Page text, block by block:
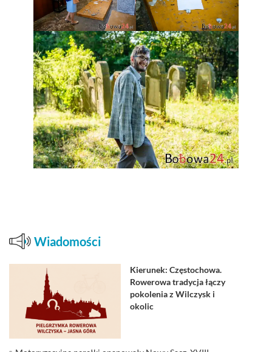
Wiadomości
Kierunek: Częstochowa.
Rowerowa tradycja łączy
pokolenia z Wilczysk i
okolic